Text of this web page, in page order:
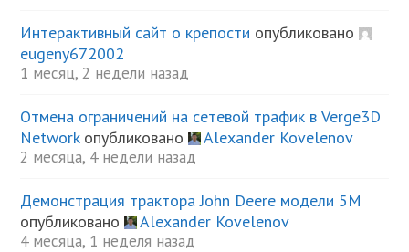
Интерактивный сайт о крепости опубликовано
eugeny672002
1 месяц, 2 недели назад
Отмена ограничений на сетевой трафик в Verge3D
Networkопубликовано Alexander Kovelenov
2 месяца, 4 недели назад
Демонстрация трактора John Deere модели 5М
опубликовано
Alexander Kovelenov
4 месяца, 1 неделя назад